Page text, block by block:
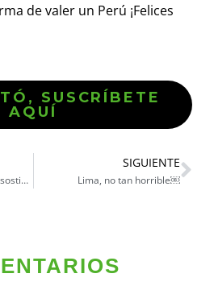
de valer un Perú ¡Felices
SUSCRÍBETE
AQUÍ
Las manos invisibles que sostienen la república
SIGUIENTE
Lima, no tan horrible￼